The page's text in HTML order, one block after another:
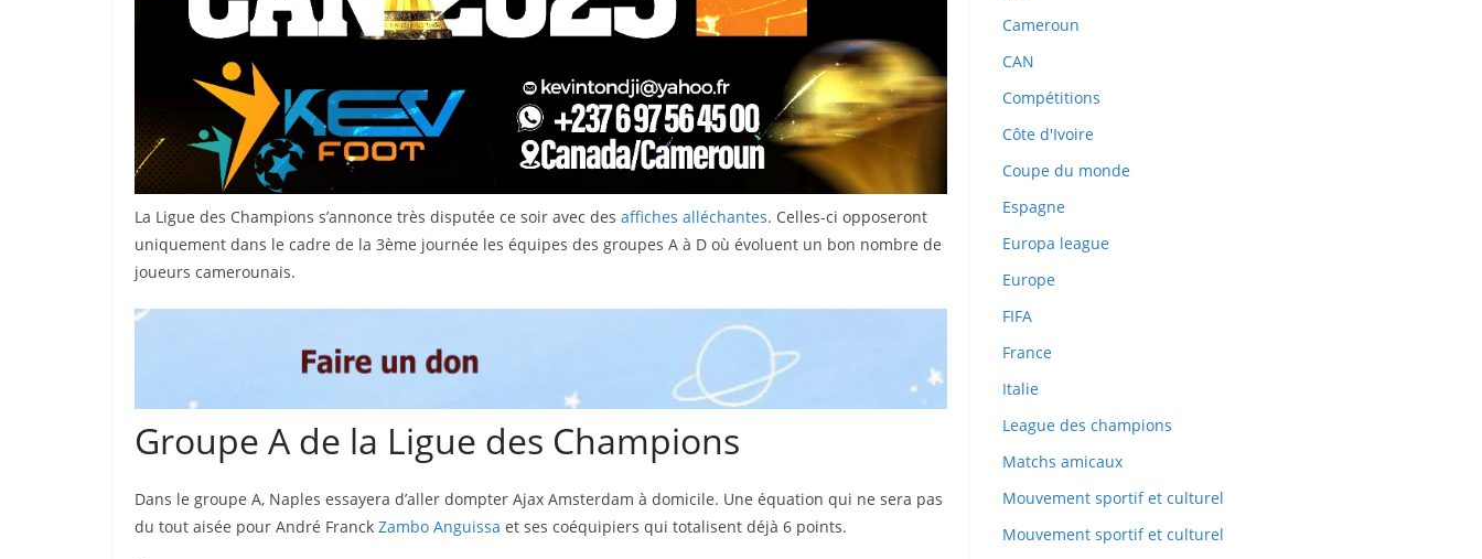
La Ligue des Champions s’annonce très disputée ce soir avec des affiches alléchantes. Celles-ci opposeront
uniquement dans le cadre de la 3ème journée les équipes des groupes A à D où évoluent un bon nombre de
joueurs camerounais.
Groupe A de la Ligue des Champions
Dans le groupe A, Naples essayera d’aller dompter Ajax Amsterdam à domicile. Une équation qui ne sera pas
du tout aisée pour André Franck Zambo Anguissa et ses coéquipiers qui totalisent déjà 6 points.
Cameroun
CAN
Compétitions
Côte d'Ivoire
Coupe du monde
Espagne
Europa league
Europe
FIFA
France
Italie
League des champions
Matchs amicaux
Mouvement sportif et culturel
Mouvement sportif et culturel
Close
NEWSLETT